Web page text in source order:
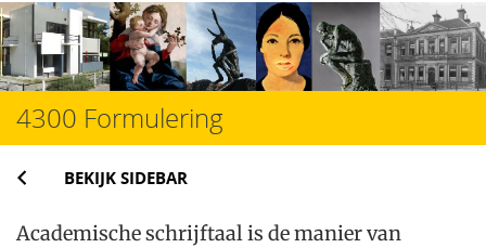
Direct
naar
het
inhoud
4300 Formulering
BEKIJK SIDEBAR
Academische schrijftaal is de manier van